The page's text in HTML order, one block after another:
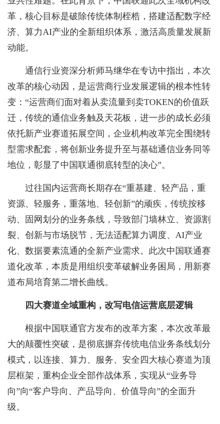
革，核心目标是破除传统体制桎梏，搭建适配数字经
济、算力AI产业的全新组织体系，激活高质量发展新
动能。
通信行业资深分析师马继华在专访中指出，本次
改革的核心动因，是运营商行业发展逻辑的根本性转
变：“运营商们面对着从卖流量到卖TOKEN的价值跃
迁，传统的通信业务触及天花板，进一步的成长必须
依托新产业赛道拓展空间，企业机构改革完全围绕转
型需求配套，将创新业务提升至与基础通信业务同等
地位，彰显了中国联通彻底转型的决心”。
过往国内运营商长期存在“重基建、轻产品，重
资源、轻服务，重落地、轻创新”的顽疾，传统按移
动、固网划分的业务条线，导致部门墙林立、资源割
裂、创新与市场脱节，无法适配算力调度、AI产业
化、数据要素流通的全新产业需求。此次中国联通赛
道化改革，本质是用组织变革破解业务困局，用新赛
道布局培育第二增长曲线。
四大赛道全域重构，改写电信运营底层逻辑
根据中国联通官方发布的改革方案，本次改革最
大的颠覆性突破，是彻底摒弃传统电信业务条线划分
模式，以连接、算力、服务、安全四大核心赛道为顶
层框架，重构企业全部作战体系，实现从“业务导
向”向“客户导向、产品导向、价值导向”的全面升
级。